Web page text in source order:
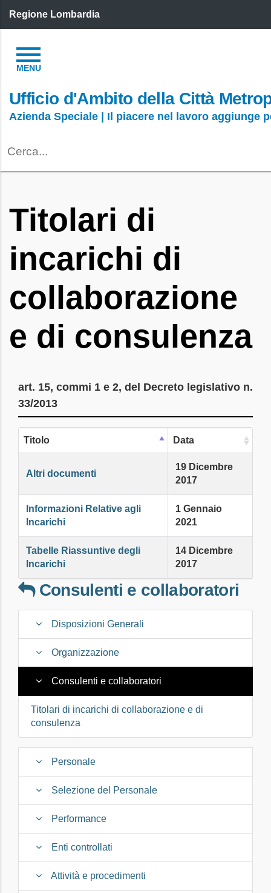
Regione Lombardia
Ufficio d'Ambito della Città
Azienda Speciale | Il piacere nel lavoro aggiunge
Titolari di
incarichi di
collaborazione
e di consulenza
art. 15, commi 1 e 2, del Decreto legislativo n.
33/2013
Titolo Data
Altri documenti
19 Dicembre
2017
Informazioni Relative agli
Incarichi
1 Gennaio
2021
Tabelle Riassuntive degli
Incarichi
14 Dicembre
2017
Consulenti e collaboratori
Disposizioni Generali
Organizzazione
Consulenti e collaboratori
Titolari di incarichi di collaborazione e di
consulenza
Personale
Selezione del Personale
Performance
Enti controllati
Attività e procedimenti